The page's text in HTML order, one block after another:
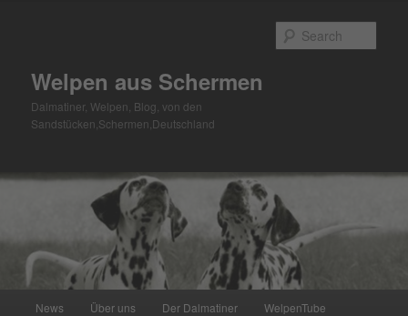
Welpen aus Schermen
Dalmatiner, Welpen, Blog, von den
Sandstücken,Schermen,Deutschland
News Über uns Der Dalmatiner WelpenTube